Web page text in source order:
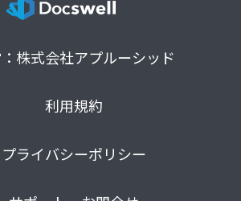
株式会社アプルーシッド
利用規約
プライバシーポリシー